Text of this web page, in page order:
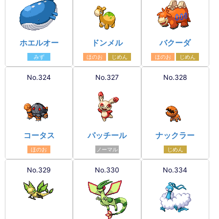
ホエルオー
みず
ドンメル
ほのお じめん
バクーダ
ほのお じめん
No.324
コータス
ほのお
No.327
パッチール
ノーマル
No.328
ナックラー
じめん
No.329 No.330 No.334